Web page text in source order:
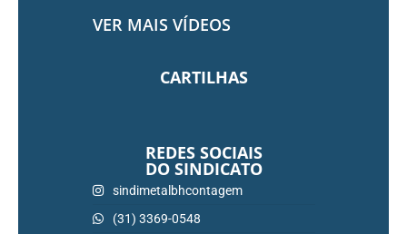
VER MAIS VÍDEOS
CARTILHAS
REDES SOCIAIS
DO SINDICATO
sindimetalbhcontagem
(31) 3369-0548